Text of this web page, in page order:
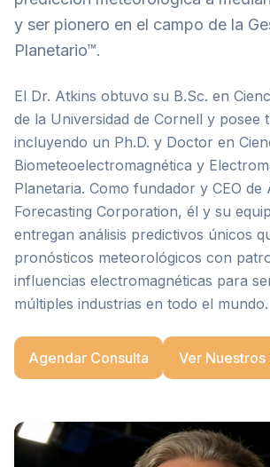
y ser pionero en el campo de la
Planetario™.
El Dr. Atkins obtuvo su B.Sc. en
de la Universidad de Cornell y posee
incluyendo un Ph.D. y Doctor en
Biometeoelectromagnética y
Planetaria. Como fundador y CEO de
Forecasting Corporation, él y su
entregan análisis predictivos únicos
pronósticos meteorológicos con
influencias electromagnéticas para
múltiples industrias en todo el mundo.
Agendar Consulta Ver